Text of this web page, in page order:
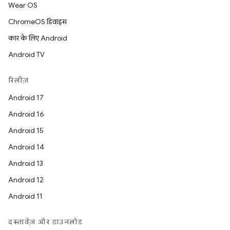
Wear OS
ChromeOS डिवाइस
कार के लिए Android
Android TV
रिलीज़
Android 17
Android 16
Android 15
Android 14
Android 13
Android 12
Android 11
दस्तावेज़ और डाउनलोड